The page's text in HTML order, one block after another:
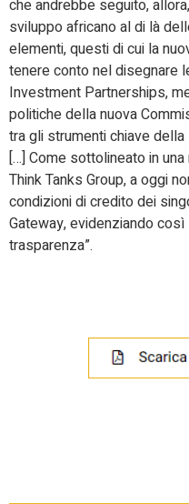
che andrebbe seguito,
sviluppo africano al di là
elementi, questi di cui la
tenere conto nel disegnare
Investment Partnerships,
politiche della nuova
tra gli strumenti chiave
[…] Come sottolineato in
Think Tanks Group, a oggi
condizioni di credito dei
Gateway, evidenziando
trasparenza”.